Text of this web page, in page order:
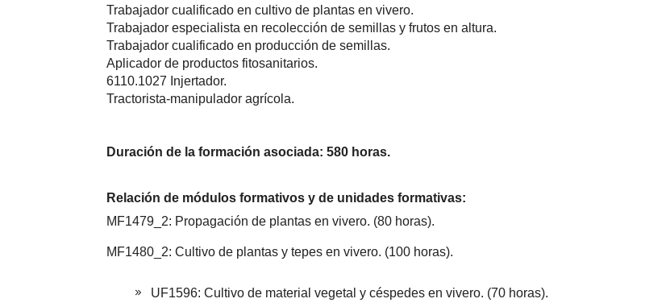
Trabajador cualificado en cultivo de plantas en vivero.
Trabajador especialista en recolección de semillas y frutos en altura.
Trabajador cualificado en producción de semillas.
Aplicador de productos fitosanitarios.
6110.1027 Injertador.
Tractorista-manipulador agrícola.
Duración de la formación asociada: 580 horas.
Relación de módulos formativos y de unidades formativas:
MF1479_2: Propagación de plantas en vivero. (80 horas).
MF1480_2: Cultivo de plantas y tepes en vivero. (100 horas).
UF1596: Cultivo de material vegetal y céspedes en vivero. (70 horas).